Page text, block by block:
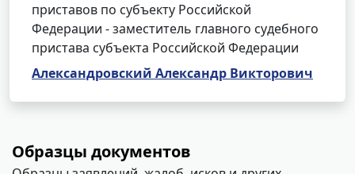
приставов по субъекту Российской
Федерации - заместитель главного судебного
пристава субъекта Российской Федерации
Александровский Александр Викторович
Образцы документов